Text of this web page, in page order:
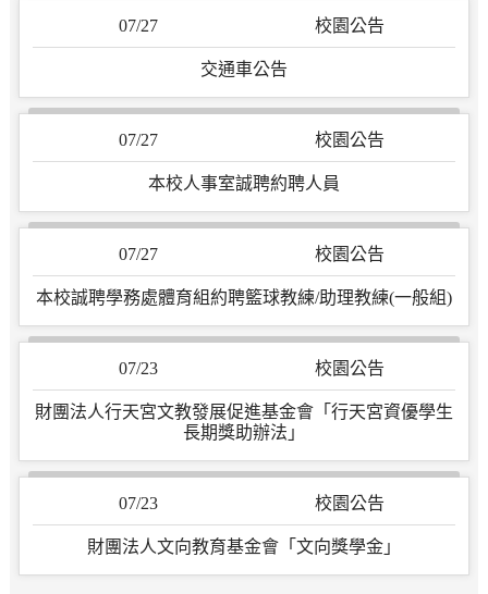
07/27 校園公告
交通車公告
07/27 校園公告
本校人事室誠聘約聘人員
07/27 校園公告
本校誠聘學務處體育組約聘籃球教練/助理教練(一般組)
07/23 校園公告
財團法人行天宮文教發展促進基金會「行天宮資優學生
長期獎助辦法」
07/23 校園公告
財團法人文向教育基金會「文向獎學金」